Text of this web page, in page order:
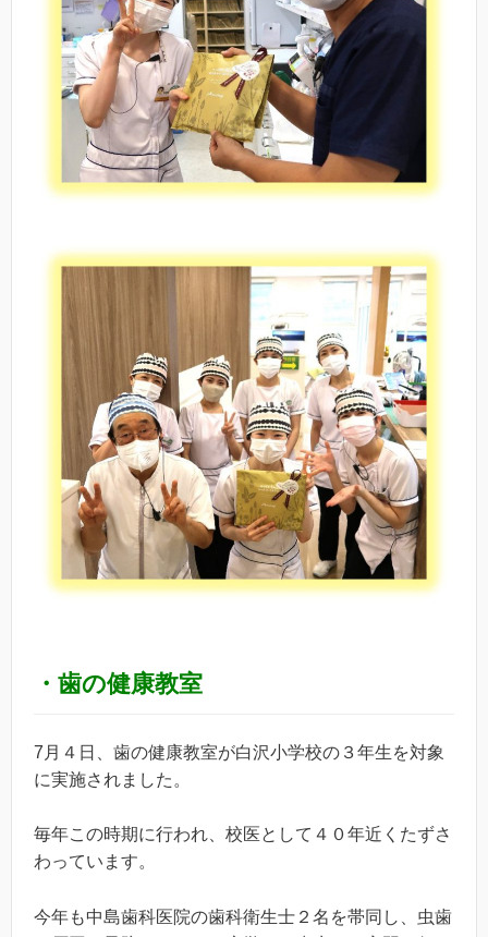
・歯の健康教室
7月４日、歯の健康教室が白沢小学校の３年生を対象
に実施されました。
毎年この時期に行われ、校医として４０年近くたずさ
わっています。
今年も中島歯科医院の歯科衛生士２名を帯同し、虫歯